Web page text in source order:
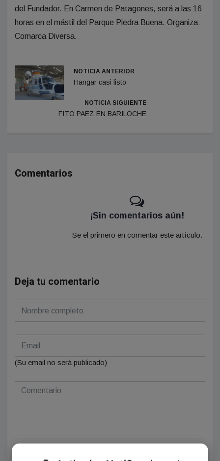
del Fundador. En Carmen de Patagones, será a las 16
horas en el mástil del Parque Piedra Buena. Organiza:
Comarca Diversa.
NOTICIA ANTERIOR
Hangar casi listo
NOTICIA SIGUIENTE
FITO PAEZ EN BARILOCHE
Comentarios
¡Sin comentarios aún!
Se el primero en comentar este artículo.
Deja tu comentario
(Su email no será publicado)